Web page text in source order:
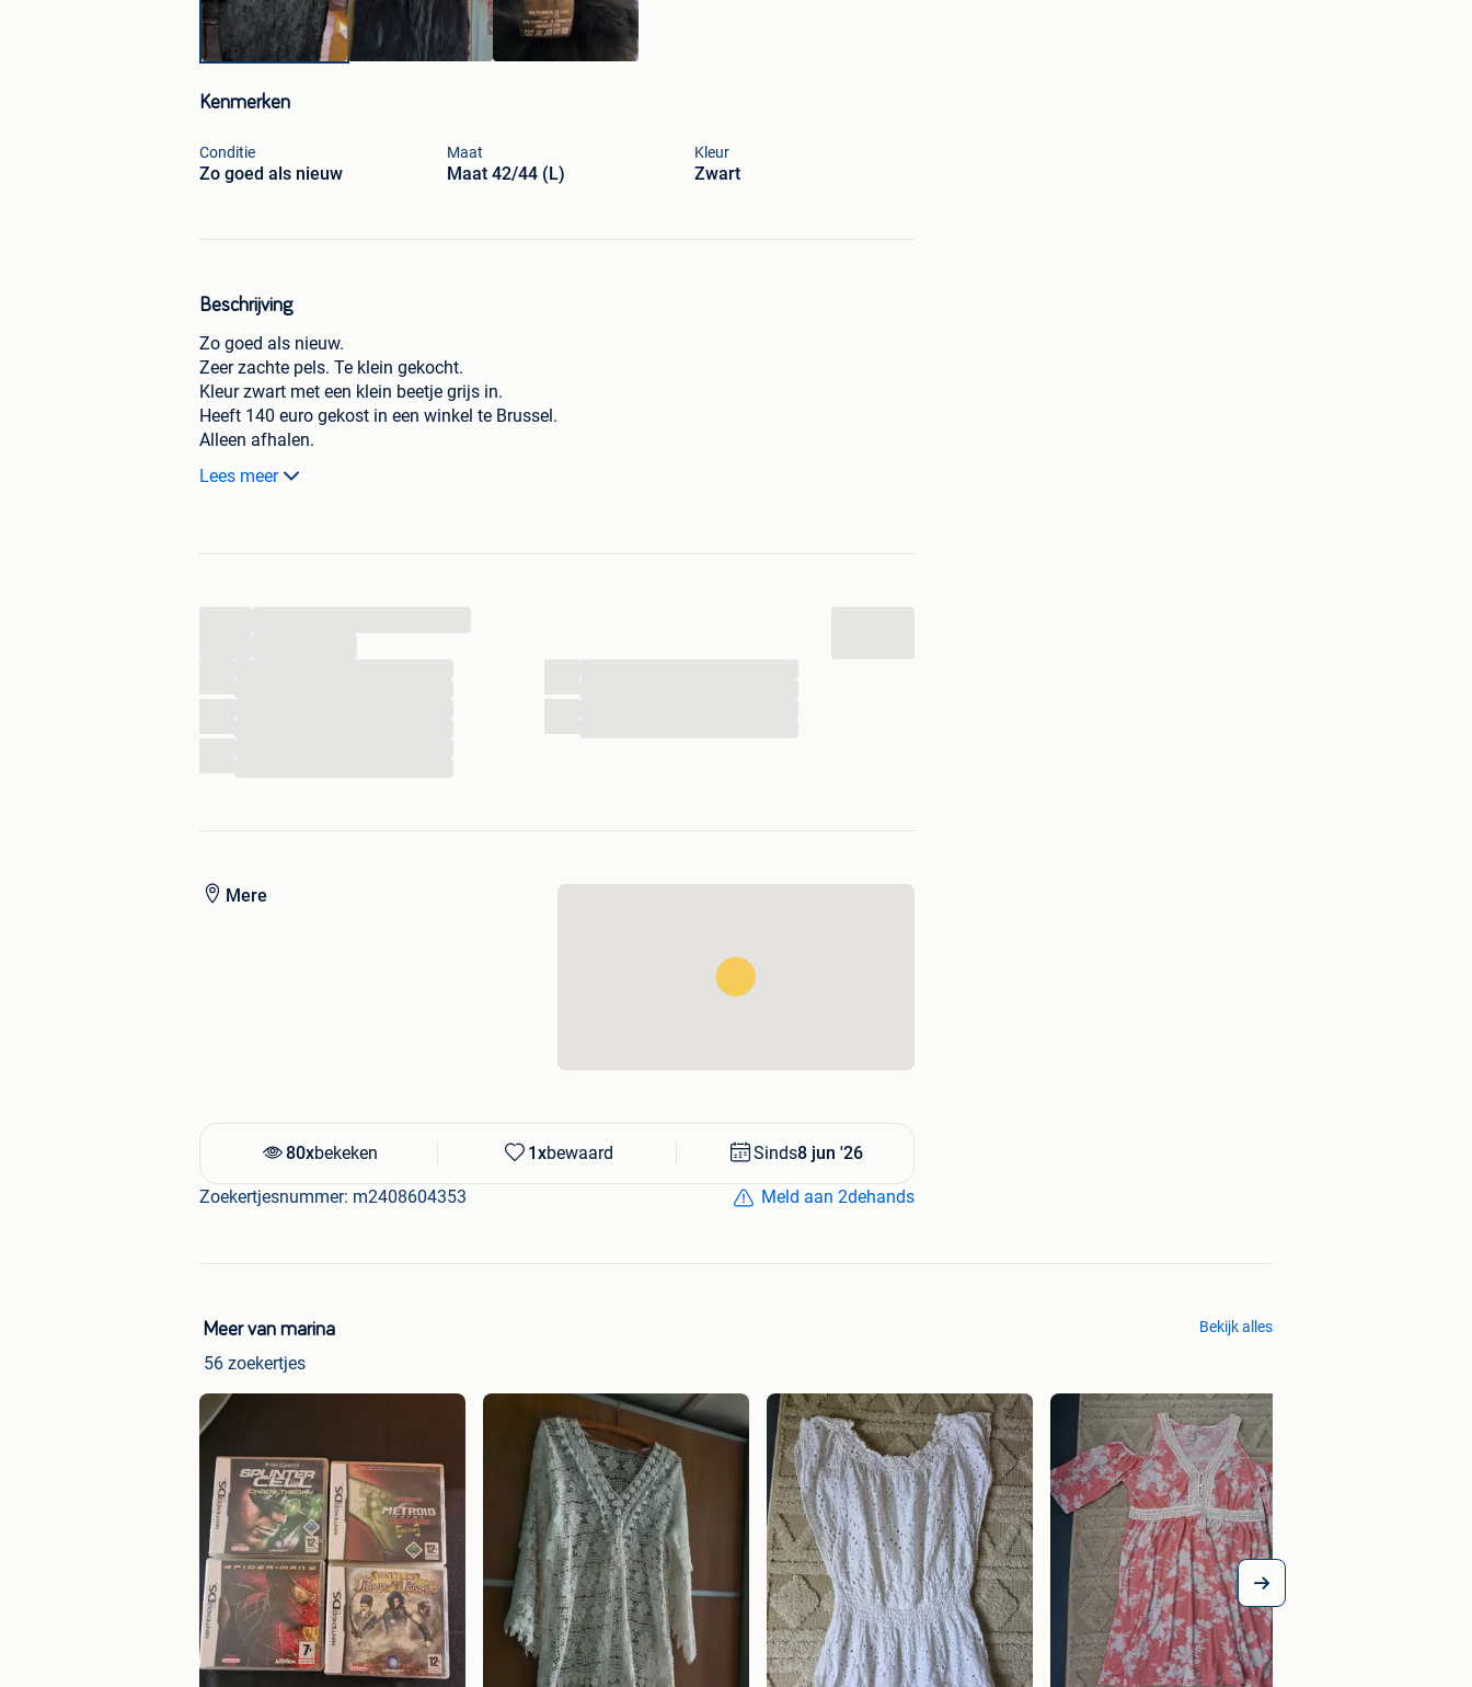
Kenmerken
Conditie
Zo goed als nieuw
Maat
Maat 42/44 (L)
Kleur
Zwart
Beschrijving
Zo goed als nieuw.
Zeer zachte pels. Te klein gekocht.
Kleur zwart met een klein beetje grijs in.
Heeft 140 euro gekost in een winkel te Brussel.
Alleen afhalen.
Geen wagen en post te ver voor mij.
Lees meer
Mere
80xbekeken 1xbewaard Sinds8 jun '26
Zoekertjesnummer: m2408604353 Meld aan 2dehands
Meer van marina
56 zoekertjes
Bekijk alles